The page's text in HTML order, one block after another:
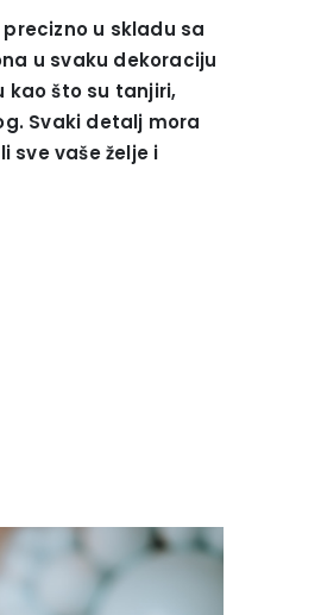
u skladu sa
u svaku dekoraciju
kao što su tanjiri,
Svaki detalj mora
sve vaše želje i